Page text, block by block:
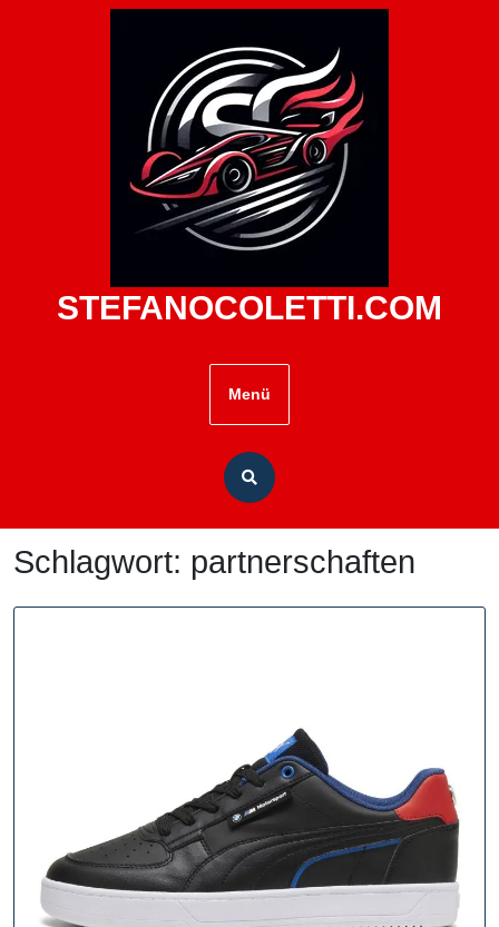
STEFANOCOLETTI.COM
Menü
Schlagwort: partnerschaften